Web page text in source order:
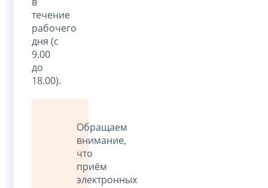
течение
рабочего
дня (с
9.00
до
18.00).
Обращаем
внимание,
что
приём
электронных